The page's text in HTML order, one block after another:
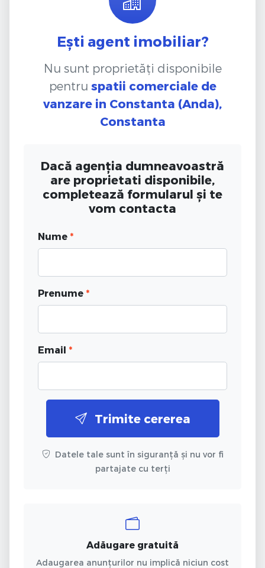
Ești agent imobiliar?
Nu sunt proprietăți disponibile
pentru spatii comerciale de
vanzare in Constanta (Anda),
Constanta
Dacă agenția dumneavoastră
are proprietati disponibile,
completează formularul și te
vom contacta
Nume *
Prenume *
Email *
Trimite cererea
Datele tale sunt în siguranță și nu vor fi
partajate cu terți
Adăugare gratuită
Adaugarea anunțurilor nu implică niciun cost